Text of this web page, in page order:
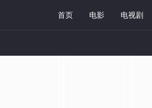
首页 电影 电视剧